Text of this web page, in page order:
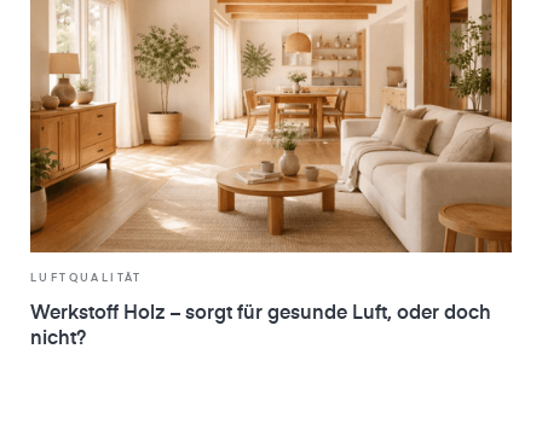
LUFTQUALITÄT
Werkstoff Holz – sorgt für gesunde Luft, oder doch
nicht?